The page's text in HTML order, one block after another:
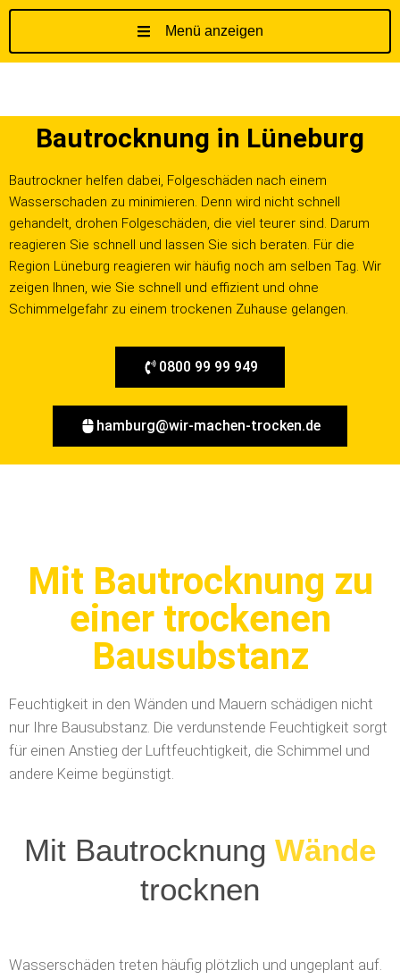
a
l
t
s
p
r
i
Menü anzeigen
Bautrocknung in Lüneburg
Bautrockner helfen dabei, Folgeschäden nach einem
Wasserschaden zu minimieren. Denn wird nicht schnell
gehandelt, drohen Folgeschäden, die viel teurer sind. Darum
reagieren Sie schnell und lassen Sie sich beraten. Für die
Region Lüneburg reagieren wir häufig noch am selben Tag. Wir
zeigen Ihnen, wie Sie schnell und effizient und ohne
Schimmelgefahr zu einem trockenen Zuhause gelangen.
0800 99 99 949
hamburg@wir-machen-trocken.de
Mit Bautrocknung zu
einer trockenen
Bausubstanz
Feuchtigkeit in den Wänden und Mauern schädigen nicht
nur Ihre Bausubstanz. Die verdunstende Feuchtigkeit sorgt
für einen Anstieg der Luftfeuchtigkeit, die Schimmel und
andere Keime begünstigt.
Mit Bautrocknung Wände
trocknen
Wasserschäden treten häufig plötzlich und ungeplant auf.